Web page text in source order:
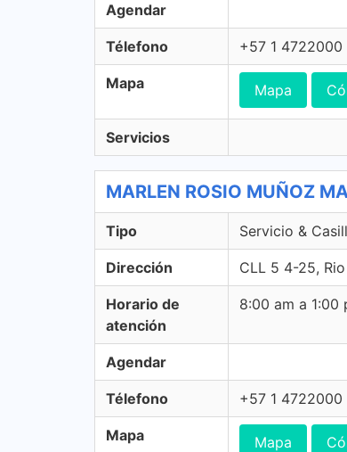
Agendar
Télefono +57 1 4722000
Mapa Mapa
Servicios
MARLEN ROSIO MUÑOZ
Tipo Servicio &
Dirección CLL 5 4-25,
Horario de
atención
8:00 am a 1:00
Agendar
Télefono +57 1 4722000
Mapa Mapa